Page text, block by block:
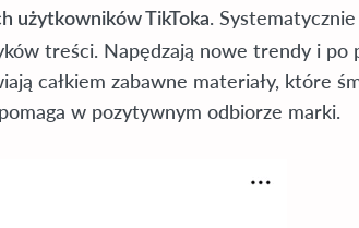
użytkowników TikToka.
treści. Napędzają nowe trendy i po
całkiem zabawne materiały, które
w pozytywnym odbiorze marki.